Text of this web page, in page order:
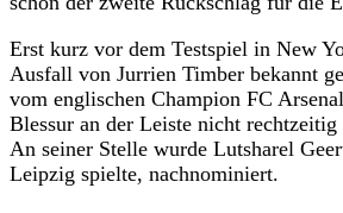
Erst kurz vor dem Testspiel in New
Ausfall von Jurrien Timber bekannt
vom englischen Champion FC
Blessur an der Leiste nicht
An seiner Stelle wurde Lutsharel
Leipzig spielte, nachnominiert.